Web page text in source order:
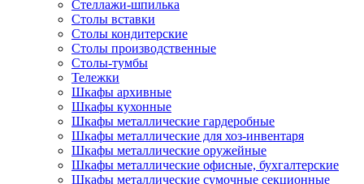
Стеллажи-шпилька
Столы вставки
Столы кондитерские
Столы производственные
Столы-тумбы
Тележки
Шкафы архивные
Шкафы кухонные
Шкафы металлические гардеробные
Шкафы металлические для хоз-инвентаря
Шкафы металлические оружейные
Шкафы металлические офисные, бухгалтерские
Шкафы металлические сумочные секционные